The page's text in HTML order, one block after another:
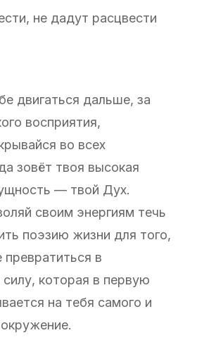
не дадут расцвести
двигаться дальше, за
восприятия,
во всех
зовёт твоя высокая
— твой Дух.
своим энергиям течь
поэзию жизни для того,
превратиться в
которая в первую
на тебя самого и